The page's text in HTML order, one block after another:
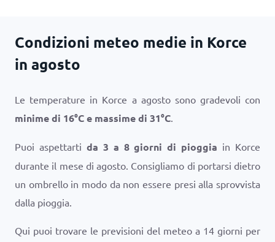
Condizioni meteo medie in Korce
in agosto
Le temperature in Korce a agosto sono gradevoli con
minime di 16°Ce massime di 31°C.
Puoi aspettarti da 3 a 8 giorni di pioggia in Korce
durante il mese di agosto. Consigliamo di portarsi dietro
un ombrello in modo da non essere presi alla sprovvista
dalla pioggia.
Qui puoi trovare le previsioni del meteo a 14 giorni per